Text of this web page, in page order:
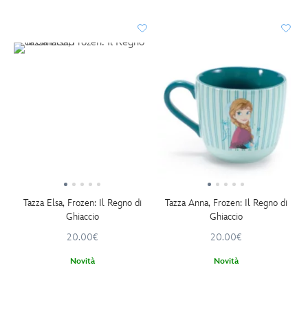
Tazza Elsa, Frozen: Il Regno di
Ghiaccio
20.00€
Novità
Tazza Anna, Frozen: Il Regno di
Ghiaccio
20.00€
Novità